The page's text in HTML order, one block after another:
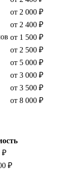
от 2 000 ₽
от 2 400 ₽
от 1 500 ₽
от 2 500 ₽
от 5 000 ₽
от 3 000 ₽
от 3 500 ₽
от 8 000 ₽
₽
₽